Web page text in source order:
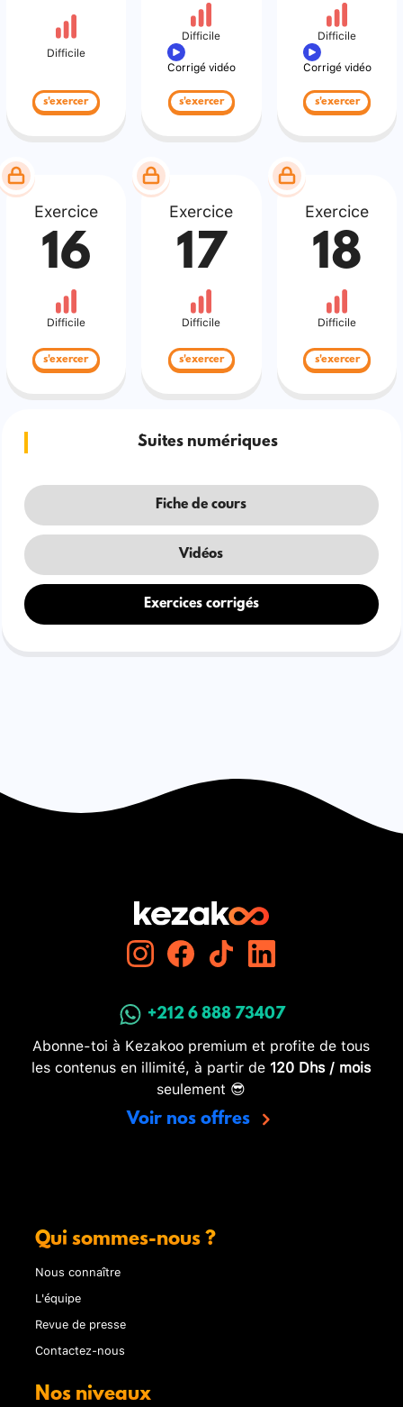
Difficile
s'exercer
Difficile
Corrigé vidéo
s'exercer
Difficile
Corrigé vidéo
s'exercer
Exercice
16
Difficile
s'exercer
Exercice
17
Difficile
s'exercer
Exercice
18
Difficile
s'exercer
Suites numériques
Fiche de cours
Vidéos
Exercices corrigés
+212 6 888 73407
Abonne-toi à Kezakoo premium et profite de tous
les contenus en illimité, à partir de 120 Dhs / mois
seulement 😎
Voir nos offres
Qui sommes-nous ?
Nous connaître
L'équipe
Revue de presse
Contactez-nous
Nos niveaux